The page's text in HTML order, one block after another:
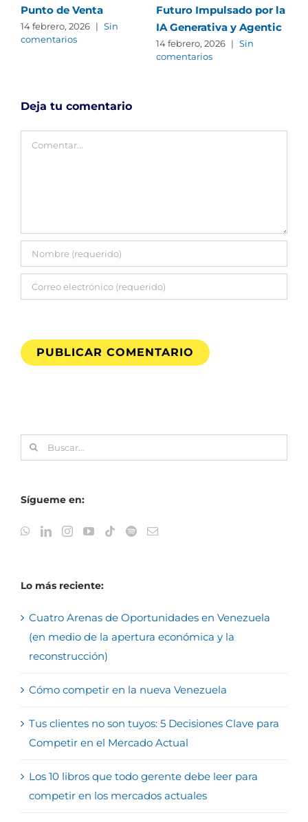
Punto de Venta
14 febrero, 2026 | Sin
comentarios
Futuro Impulsado por la
IA Generativa y Agentic
14 febrero, 2026 | Sin
comentarios
Deja tu comentario
Comentar
Buscar:
Sígueme en:
Lo más reciente:
Cuatro Arenas de Oportunidades en Venezuela
(en medio de la apertura económica y la
reconstrucción)
Cómo competir en la nueva Venezuela
Tus clientes no son tuyos: 5 Decisiones Clave para
Competir en el Mercado Actual
Los 10 libros que todo gerente debe leer para
competir en los mercados actuales